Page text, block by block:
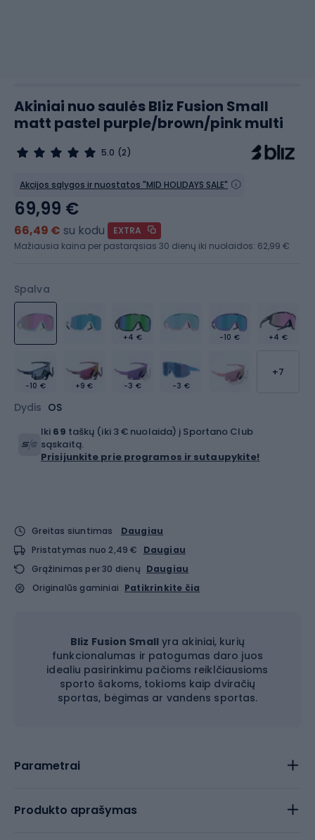
Akiniai nuo saulės Bliz Fusion Small
matt pastel purple/brown/pink multi
5.0 (2)
Akcijos sąlygos ir nuostatos "MID HOLIDAYS SALE"
Spalva
+4 € -10 € +4 €
-10 € +9 € -3 € -3 €
+7
Dydis OS
69,99 €
66,49 € su kodu
EXTRA
Mažiausia kaina per pastarąsias 30 dienų iki nuolaidos: 62,99 €
Iki 69 taškų (iki 3 € nuolaida) į Sportano Club
sąskaitą.
Prisijunkite prie programos ir sutaupykite!
Greitas siuntimas
Daugiau
Pristatymas nuo 2,49 €
Daugiau
Grąžinimas per 30 dienų Daugiau
Originalūs gaminiai Patikrinkite čia
Bliz Fusion Smallyra akiniai, kurių
funkcionalumas ir patogumas daro juos
idealiu pasirinkimu pačioms reiklčiausioms
sporto šakoms, tokioms kaip dviračių
sportas, bėgimas ar vandens sportas.
Parametrai
Produkto aprašymas